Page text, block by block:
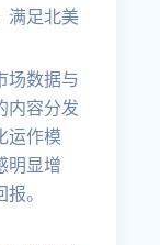
满足北美
场数据与
内容分发
运作模
明显增
。